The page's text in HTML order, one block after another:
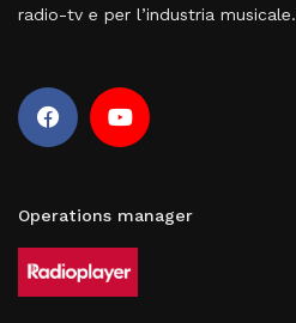
radio-tv e per l’industria musicale.
Operations manager